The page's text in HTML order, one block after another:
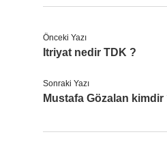
Önceki Yazı
Itriyat nedir TDK ?
Sonraki Yazı
Mustafa Gözalan kimdir